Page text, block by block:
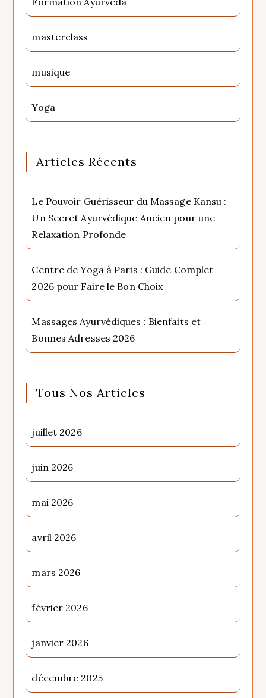
masterclass
musique
Yoga
Articles Récents
Le Pouvoir Guérisseur du Massage Kansu :
Un Secret Ayurvédique Ancien pour une
Relaxation Profonde
Centre de Yoga à Paris : Guide Complet
2026 pour Faire le Bon Choix
Massages Ayurvédiques : Bienfaits et
Bonnes Adresses 2026
Tous Nos Articles
juillet 2026
juin 2026
mai 2026
avril 2026
mars 2026
février 2026
janvier 2026
décembre 2025